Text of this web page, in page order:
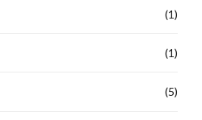
(1)
(1)
(5)